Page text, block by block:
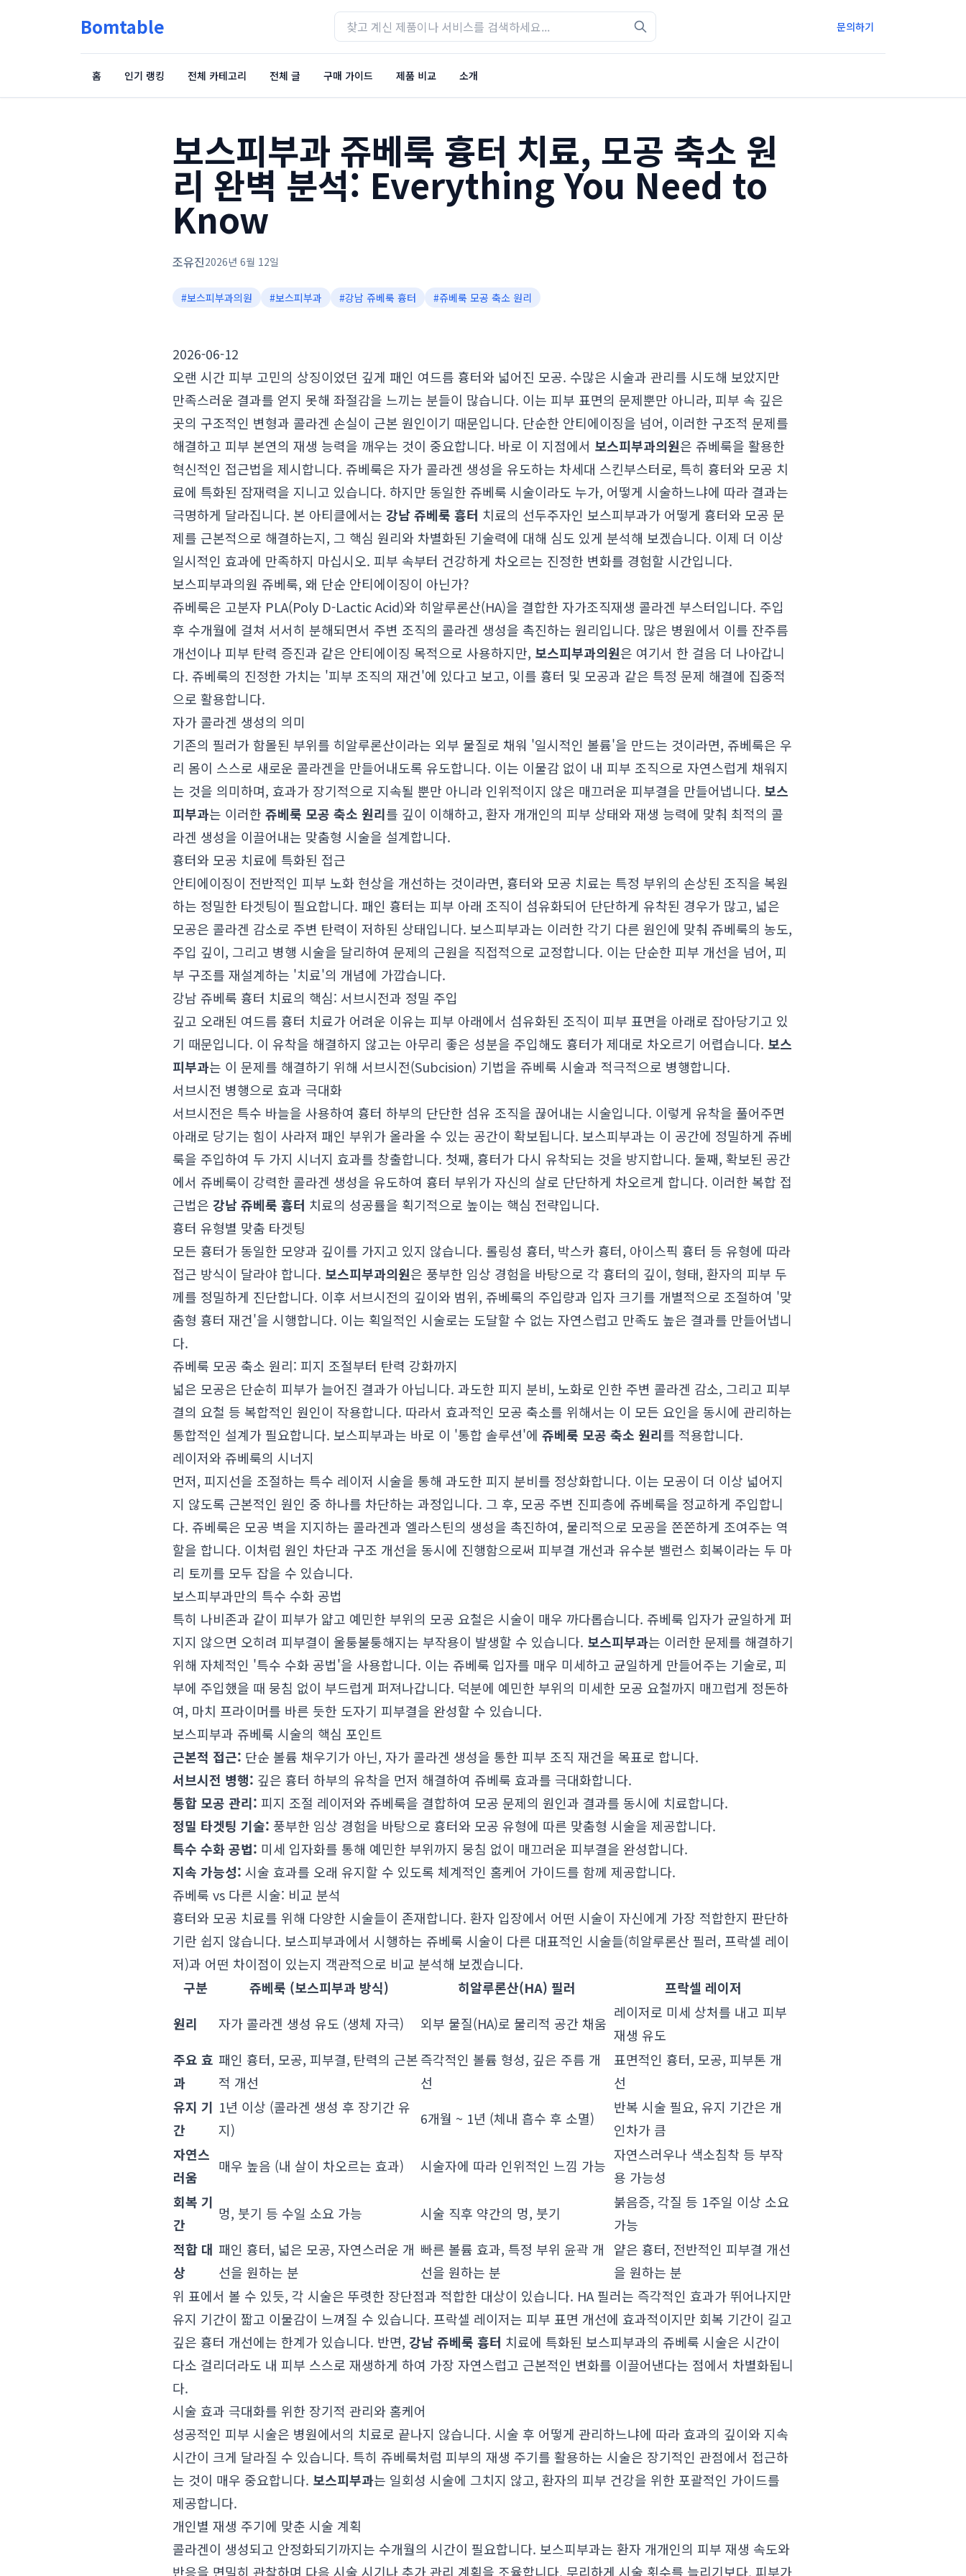
Bomtable 문의하기
홈 인기 랭킹 전체 카테고리 전체 글 구매 가이드 제품 비교 소개
보스피부과 쥬베룩 흉터 치료, 모공 축소 원
리 완벽 분석: Everything You Need to
Know
조유진2026년 6월 12일
#보스피부과의원 #보스피부과 #강남 쥬베룩 흉터 #쥬베룩 모공 축소 원리
2026-06-12
오랜 시간 피부 고민의 상징이었던 깊게 패인 여드름 흉터와 넓어진 모공. 수많은 시술과 관리를 시도해 보았지만
만족스러운 결과를 얻지 못해 좌절감을 느끼는 분들이 많습니다. 이는 피부 표면의 문제뿐만 아니라, 피부 속 깊은
곳의 구조적인 변형과 콜라겐 손실이 근본 원인이기 때문입니다. 단순한 안티에이징을 넘어, 이러한 구조적 문제를
해결하고 피부 본연의 재생 능력을 깨우는 것이 중요합니다. 바로 이 지점에서 보스피부과의원은 쥬베룩을 활용한
혁신적인 접근법을 제시합니다. 쥬베룩은 자가 콜라겐 생성을 유도하는 차세대 스킨부스터로, 특히 흉터와 모공 치
료에 특화된 잠재력을 지니고 있습니다. 하지만 동일한 쥬베룩 시술이라도 누가, 어떻게 시술하느냐에 따라 결과는
극명하게 달라집니다. 본 아티클에서는 강남 쥬베룩 흉터 치료의 선두주자인 보스피부과가 어떻게 흉터와 모공 문
제를 근본적으로 해결하는지, 그 핵심 원리와 차별화된 기술력에 대해 심도 있게 분석해 보겠습니다. 이제 더 이상
일시적인 효과에 만족하지 마십시오. 피부 속부터 건강하게 차오르는 진정한 변화를 경험할 시간입니다.
보스피부과의원 쥬베룩, 왜 단순 안티에이징이 아닌가?
쥬베룩은 고분자 PLA(Poly D-Lactic Acid)와 히알루론산(HA)을 결합한 자가조직재생 콜라겐 부스터입니다. 주입
후 수개월에 걸쳐 서서히 분해되면서 주변 조직의 콜라겐 생성을 촉진하는 원리입니다. 많은 병원에서 이를 잔주름
개선이나 피부 탄력 증진과 같은 안티에이징 목적으로 사용하지만, 보스피부과의원은 여기서 한 걸음 더 나아갑니
다. 쥬베룩의 진정한 가치는 '피부 조직의 재건'에 있다고 보고, 이를 흉터 및 모공과 같은 특정 문제 해결에 집중적
으로 활용합니다.
자가 콜라겐 생성의 의미
기존의 필러가 함몰된 부위를 히알루론산이라는 외부 물질로 채워 '일시적인 볼륨'을 만드는 것이라면, 쥬베룩은 우
리 몸이 스스로 새로운 콜라겐을 만들어내도록 유도합니다. 이는 이물감 없이 내 피부 조직으로 자연스럽게 채워지
는 것을 의미하며, 효과가 장기적으로 지속될 뿐만 아니라 인위적이지 않은 매끄러운 피부결을 만들어냅니다. 보스
피부과는 이러한 쥬베룩 모공 축소 원리를 깊이 이해하고, 환자 개개인의 피부 상태와 재생 능력에 맞춰 최적의 콜
라겐 생성을 이끌어내는 맞춤형 시술을 설계합니다.
흉터와 모공 치료에 특화된 접근
안티에이징이 전반적인 피부 노화 현상을 개선하는 것이라면, 흉터와 모공 치료는 특정 부위의 손상된 조직을 복원
하는 정밀한 타겟팅이 필요합니다. 패인 흉터는 피부 아래 조직이 섬유화되어 단단하게 유착된 경우가 많고, 넓은
모공은 콜라겐 감소로 주변 탄력이 저하된 상태입니다. 보스피부과는 이러한 각기 다른 원인에 맞춰 쥬베룩의 농도,
주입 깊이, 그리고 병행 시술을 달리하여 문제의 근원을 직접적으로 교정합니다. 이는 단순한 피부 개선을 넘어, 피
부 구조를 재설계하는 '치료'의 개념에 가깝습니다.
강남 쥬베룩 흉터 치료의 핵심: 서브시전과 정밀 주입
깊고 오래된 여드름 흉터 치료가 어려운 이유는 피부 아래에서 섬유화된 조직이 피부 표면을 아래로 잡아당기고 있
기 때문입니다. 이 유착을 해결하지 않고는 아무리 좋은 성분을 주입해도 흉터가 제대로 차오르기 어렵습니다. 보스
피부과는 이 문제를 해결하기 위해 서브시전(Subcision) 기법을 쥬베룩 시술과 적극적으로 병행합니다.
서브시전 병행으로 효과 극대화
서브시전은 특수 바늘을 사용하여 흉터 하부의 단단한 섬유 조직을 끊어내는 시술입니다. 이렇게 유착을 풀어주면
아래로 당기는 힘이 사라져 패인 부위가 올라올 수 있는 공간이 확보됩니다. 보스피부과는 이 공간에 정밀하게 쥬베
룩을 주입하여 두 가지 시너지 효과를 창출합니다. 첫째, 흉터가 다시 유착되는 것을 방지합니다. 둘째, 확보된 공간
에서 쥬베룩이 강력한 콜라겐 생성을 유도하여 흉터 부위가 자신의 살로 단단하게 차오르게 합니다. 이러한 복합 접
근법은 강남 쥬베룩 흉터 치료의 성공률을 획기적으로 높이는 핵심 전략입니다.
흉터 유형별 맞춤 타겟팅
모든 흉터가 동일한 모양과 깊이를 가지고 있지 않습니다. 롤링성 흉터, 박스카 흉터, 아이스픽 흉터 등 유형에 따라
접근 방식이 달라야 합니다. 보스피부과의원은 풍부한 임상 경험을 바탕으로 각 흉터의 깊이, 형태, 환자의 피부 두
께를 정밀하게 진단합니다. 이후 서브시전의 깊이와 범위, 쥬베룩의 주입량과 입자 크기를 개별적으로 조절하여 '맞
춤형 흉터 재건'을 시행합니다. 이는 획일적인 시술로는 도달할 수 없는 자연스럽고 만족도 높은 결과를 만들어냅니
다.
쥬베룩 모공 축소 원리: 피지 조절부터 탄력 강화까지
넓은 모공은 단순히 피부가 늘어진 결과가 아닙니다. 과도한 피지 분비, 노화로 인한 주변 콜라겐 감소, 그리고 피부
결의 요철 등 복합적인 원인이 작용합니다. 따라서 효과적인 모공 축소를 위해서는 이 모든 요인을 동시에 관리하는
통합적인 설계가 필요합니다. 보스피부과는 바로 이 '통합 솔루션'에 쥬베룩 모공 축소 원리를 적용합니다.
레이저와 쥬베룩의 시너지
먼저, 피지선을 조절하는 특수 레이저 시술을 통해 과도한 피지 분비를 정상화합니다. 이는 모공이 더 이상 넓어지
지 않도록 근본적인 원인 중 하나를 차단하는 과정입니다. 그 후, 모공 주변 진피층에 쥬베룩을 정교하게 주입합니
다. 쥬베룩은 모공 벽을 지지하는 콜라겐과 엘라스틴의 생성을 촉진하여, 물리적으로 모공을 쫀쫀하게 조여주는 역
할을 합니다. 이처럼 원인 차단과 구조 개선을 동시에 진행함으로써 피부결 개선과 유수분 밸런스 회복이라는 두 마
리 토끼를 모두 잡을 수 있습니다.
보스피부과만의 특수 수화 공법
특히 나비존과 같이 피부가 얇고 예민한 부위의 모공 요철은 시술이 매우 까다롭습니다. 쥬베룩 입자가 균일하게 퍼
지지 않으면 오히려 피부결이 울퉁불퉁해지는 부작용이 발생할 수 있습니다. 보스피부과는 이러한 문제를 해결하기
위해 자체적인 '특수 수화 공법'을 사용합니다. 이는 쥬베룩 입자를 매우 미세하고 균일하게 만들어주는 기술로, 피
부에 주입했을 때 뭉침 없이 부드럽게 퍼져나갑니다. 덕분에 예민한 부위의 미세한 모공 요철까지 매끄럽게 정돈하
여, 마치 프라이머를 바른 듯한 도자기 피부결을 완성할 수 있습니다.
보스피부과 쥬베룩 시술의 핵심 포인트
근본적 접근: 단순 볼륨 채우기가 아닌, 자가 콜라겐 생성을 통한 피부 조직 재건을 목표로 합니다.
서브시전 병행: 깊은 흉터 하부의 유착을 먼저 해결하여 쥬베룩 효과를 극대화합니다.
통합 모공 관리: 피지 조절 레이저와 쥬베룩을 결합하여 모공 문제의 원인과 결과를 동시에 치료합니다.
정밀 타겟팅 기술: 풍부한 임상 경험을 바탕으로 흉터와 모공 유형에 따른 맞춤형 시술을 제공합니다.
특수 수화 공법: 미세 입자화를 통해 예민한 부위까지 뭉침 없이 매끄러운 피부결을 완성합니다.
지속 가능성: 시술 효과를 오래 유지할 수 있도록 체계적인 홈케어 가이드를 함께 제공합니다.
쥬베룩 vs 다른 시술: 비교 분석
흉터와 모공 치료를 위해 다양한 시술들이 존재합니다. 환자 입장에서 어떤 시술이 자신에게 가장 적합한지 판단하
기란 쉽지 않습니다. 보스피부과에서 시행하는 쥬베룩 시술이 다른 대표적인 시술들(히알루론산 필러, 프락셀 레이
저)과 어떤 차이점이 있는지 객관적으로 비교 분석해 보겠습니다.
구분
쥬베룩 (보스피부과 방식) 히알루론산(HA) 필러
프락셀 레이저
원리
자가 콜라겐 생성 유도 (생체 자극) 외부 물질(HA)로 물리적 공간 채움
레이저로 미세 상처를 내고 피부
재생 유도
주요 효
과
패인 흉터, 모공, 피부결, 탄력의 근본
적 개선
즉각적인 볼륨 형성, 깊은 주름 개
선
표면적인 흉터, 모공, 피부톤 개
선
유지 기
간
1년 이상 (콜라겐 생성 후 장기간 유
지)
6개월 ~ 1년 (체내 흡수 후 소멸)
반복 시술 필요, 유지 기간은 개
인차가 큼
자연스
러움
매우 높음 (내 살이 차오르는 효과) 시술자에 따라 인위적인 느낌 가능
자연스러우나 색소침착 등 부작
용 가능성
회복 기
간
멍, 붓기 등 수일 소요 가능 시술 직후 약간의 멍, 붓기
붉음증, 각질 등 1주일 이상 소요
가능
적합 대
상
패인 흉터, 넓은 모공, 자연스러운 개
선을 원하는 분
빠른 볼륨 효과, 특정 부위 윤곽 개
선을 원하는 분
얕은 흉터, 전반적인 피부결 개선
을 원하는 분
위 표에서 볼 수 있듯, 각 시술은 뚜렷한 장단점과 적합한 대상이 있습니다. HA 필러는 즉각적인 효과가 뛰어나지만
유지 기간이 짧고 이물감이 느껴질 수 있습니다. 프락셀 레이저는 피부 표면 개선에 효과적이지만 회복 기간이 길고
깊은 흉터 개선에는 한계가 있습니다. 반면, 강남 쥬베룩 흉터 치료에 특화된 보스피부과의 쥬베룩 시술은 시간이
다소 걸리더라도 내 피부 스스로 재생하게 하여 가장 자연스럽고 근본적인 변화를 이끌어낸다는 점에서 차별화됩니
다.
시술 효과 극대화를 위한 장기적 관리와 홈케어
성공적인 피부 시술은 병원에서의 치료로 끝나지 않습니다. 시술 후 어떻게 관리하느냐에 따라 효과의 깊이와 지속
시간이 크게 달라질 수 있습니다. 특히 쥬베룩처럼 피부의 재생 주기를 활용하는 시술은 장기적인 관점에서 접근하
는 것이 매우 중요합니다. 보스피부과는 일회성 시술에 그치지 않고, 환자의 피부 건강을 위한 포괄적인 가이드를
제공합니다.
개인별 재생 주기에 맞춘 시술 계획
콜라겐이 생성되고 안정화되기까지는 수개월의 시간이 필요합니다. 보스피부과는 환자 개개인의 피부 재생 속도와
반응을 면밀히 관찰하며 다음 시술 시기나 추가 관리 계획을 조율합니다. 무리하게 시술 횟수를 늘리기보다, 피부가